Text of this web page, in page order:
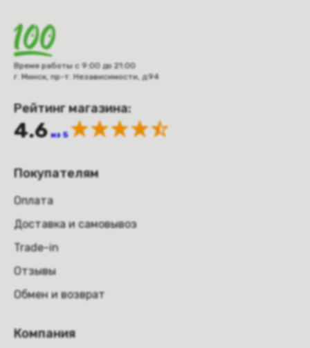
Время работы с 9:00 до 21:00
г. Минск, пр-т. Независимости, д.94
Рейтинг магазина:
4.6 из 5
Покупателям
Оплата
Доставка и самовывоз
Trade-in
Отзывы
Обмен и возврат
Компания